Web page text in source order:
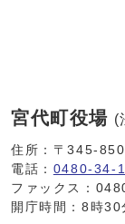
宮代町役場 (
住所：〒345-
電話： 0480-34-
ファックス：
開庁時間：8時